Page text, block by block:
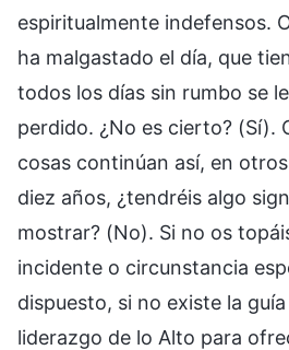
espiritualmente indefensos.
ha malgastado el día, que
todos los días sin rumbo se
perdido. ¿No es cierto? (Sí).
cosas continúan así, en
diez años, ¿tendréis algo
mostrar? (No). Si no os
incidente o circunstancia
dispuesto, si no existe la
liderazgo de lo Alto para